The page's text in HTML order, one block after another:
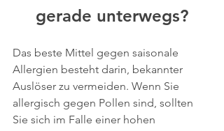
gerade unterwegs?
Das beste Mittel gegen saisonale
Allergien besteht darin, bekannter
Auslöser zu vermeiden. Wenn Sie
allergisch gegen Pollen sind, sollten
Sie sich im Falle einer hohen